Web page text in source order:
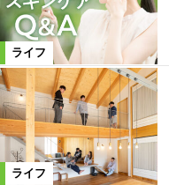
ライフ
ライフ